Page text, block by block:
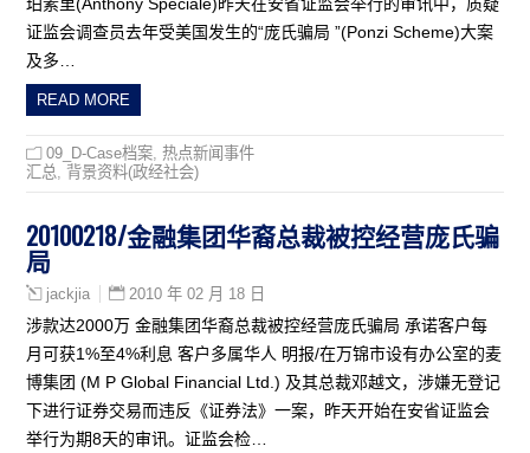
证监会调查员去年受美国发生的“庞氏骗局 ”(Ponzi Scheme)大案
及多…
READ MORE
09_D-Case档案 ,热点新闻事件
汇总
背景资料(政经社会)
20100218/金融集团华裔总裁被控经营庞氏骗
局
jackjia 2010 年 02 月 18 日
涉款达2000万 金融集团华裔总裁被控经营庞氏骗局 承诺客户每
月可获1%至4%利息 客户多属华人 明报/在万锦市设有办公室的麦
博集团 (M P Global Financial Ltd.) 及其总裁邓越文，涉嫌无登记
下进行证券交易而违反《证券法》一案，昨天开始在安省证监会
举行为期8天的审讯。证监会检…